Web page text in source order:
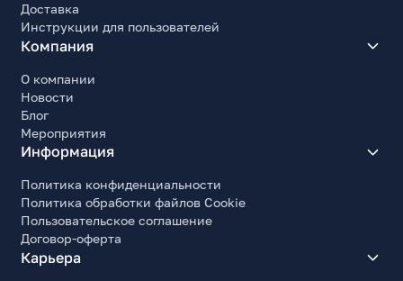
Доставка
Инструкции для пользователей
Компания
О компании
Новости
Блог
Мероприятия
Информация
Политика конфиденциальности
Политика обработки файлов Cookie
Пользовательское соглашение
Договор-оферта
Карьера